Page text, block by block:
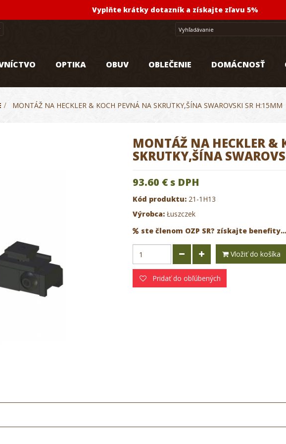
Vyplňte krátky dotazník a získajte zľavu 5%
OPTIKA OBUV OBLEČENIE DOMÁCNOSŤ
> MONTÁŽ NA HECKLER & KOCH PEVNÁ NA SKRUTKY,ŠÍNA SWAROVSKI SR H:15MM
MONTÁŽ NA HECKLER &
SKRUTKY,ŠÍNA
93.60 €s DPH
Kód produktu: 21-1H13
Výrobca: Łuszczek
ste členom OZP SR? získajte benefity...
Vložiť do košíka
Pridať do obľúbených